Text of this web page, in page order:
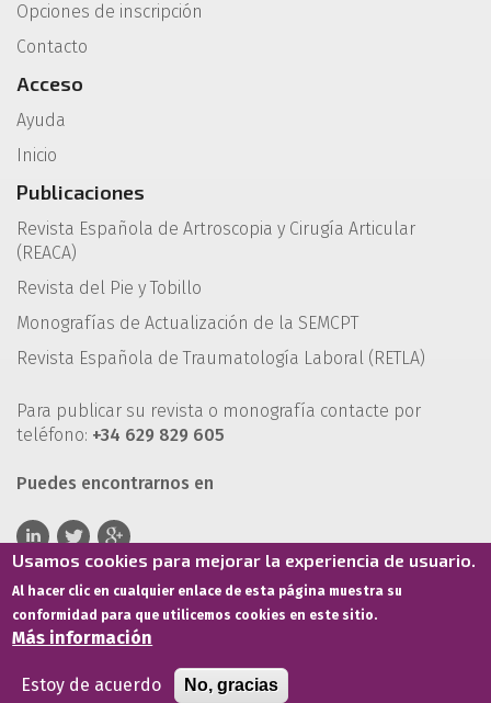
Opciones de inscripción
Contacto
Acceso
Ayuda
Inicio
Publicaciones
Revista Española de Artroscopia y Cirugía Articular
(REACA)
Revista del Pie y Tobillo
Monografías de Actualización de la SEMCPT
Revista Española de Traumatología Laboral (RETLA)
Para publicar su revista o monografía contacte por
teléfono: +34 629 829 605
Puedes encontrarnos en
Términos de servicio Política de privacidad
Usamos cookies para mejorar la experiencia de usuario.
Al hacer clic en cualquier enlace de esta página muestra su
conformidad para que utilicemos cookies en este sitio.
Más información
Estoy de acuerdo No, gracias